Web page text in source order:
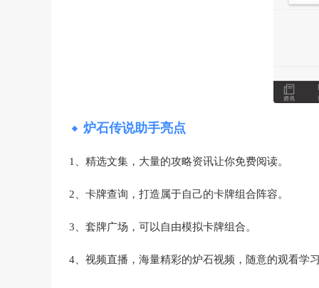
炉石传说助手亮点
1、精选文集，大量的攻略资讯让你免费阅读。
2、卡牌查询，打造属于自己的卡牌组合阵容。
3、套牌广场，可以自由模拟卡牌组合。
4、视频直播，海量精彩的炉石视频，随意的观看学